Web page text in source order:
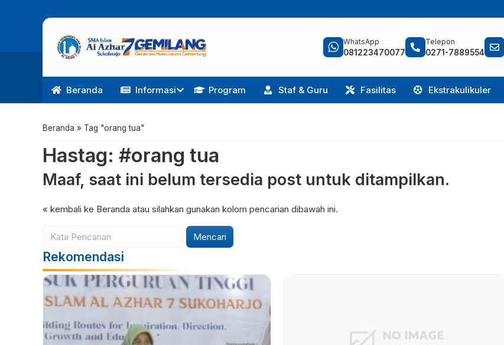
WhatsApp
081223470077
Telepon
0271-7889554
Beranda Informasi Program Staf & Guru Fasilitas Ekstrakulikuler
Beranda » Tag "orang tua"
Hastag: #orang tua
Maaf, saat ini belum tersedia post untuk ditampilkan.
« kembali ke Beranda atau silahkan gunakan kolom pencarian dibawah ini.
Mencari
Rekomendasi